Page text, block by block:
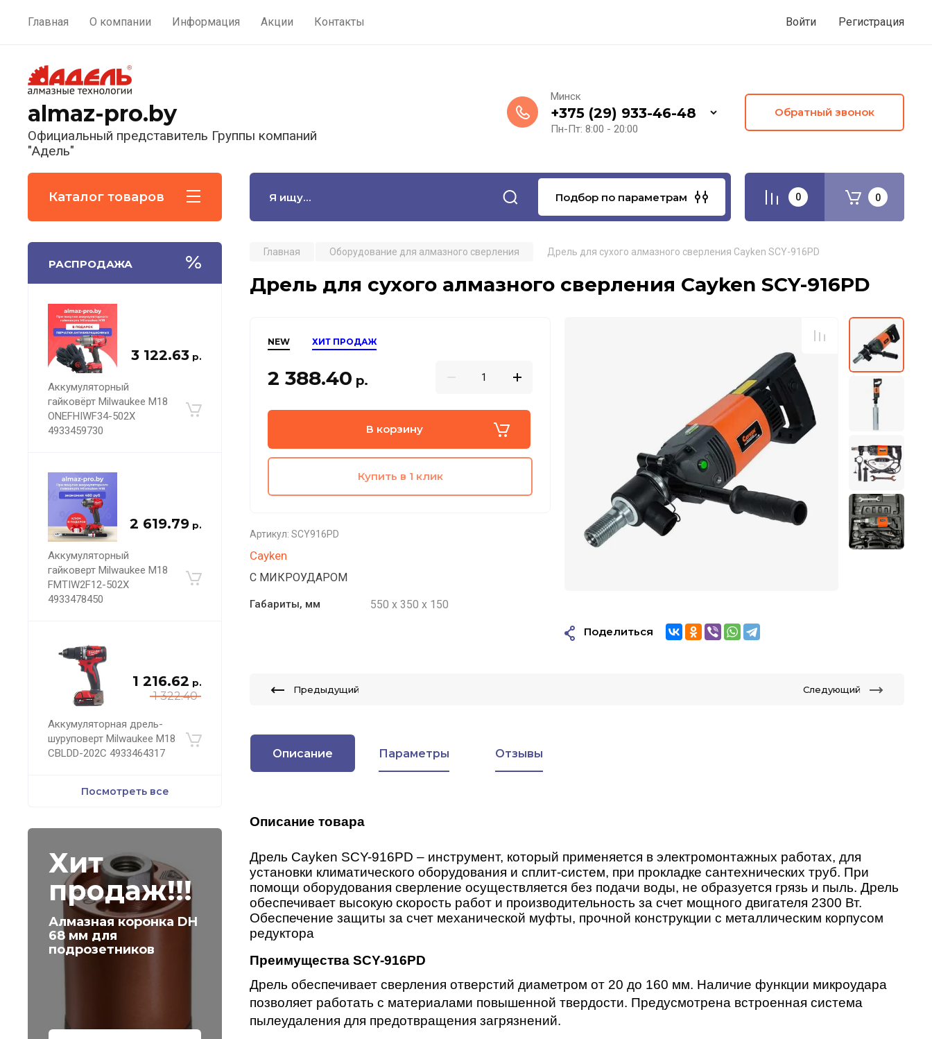
Главная О компании Информация Акции Контакты Войти Регистрация
almaz-pro.by
Официальный представитель Группы компаний
"Адель"
Минск
+375 (29) 933-46-48
Пн-Пт: 8:00 - 20:00
Обратный звонок
Каталог товаров Подбор по параметрам 0 0
РАСПРОДАЖА
3 122.63 р.
Аккумуляторный
гайковёрт Milwaukee M18
ONEFHIWF34-502X
4933459730
2 619.79 р.
Аккумуляторный
гайковерт Milwaukee M18
FMTIW2F12-502X
4933478450
1 322.40
1 216.62 р.
Аккумуляторная дрель-
шуруповерт Milwaukee M18
CBLDD-202C 4933464317
Посмотреть все
Хит
продаж!!!
Алмазная коронка DH
68 мм для
подрозетников
Главная Оборудование для алмазного сверления Дрель для сухого алмазного сверления Cayken SCY-916PD
Дрель для сухого алмазного сверления Cayken SCY-916PD
NEW ХИТ ПРОДАЖ
2 388.40 р.
В корзину
Купить в 1 клик
Артикул: SCY916PD
Cayken
С МИКРОУДАРОМ
Габариты, мм 550 х 350 х 150
Поделиться
Предыдущий Следующий
Описание Параметры Отзывы
Описание товара
Дрель Cayken SCY-916PD – инструмент, который применяется в электромонтажных работах, для
установки климатического оборудования и сплит-систем, при прокладке сантехнических труб. При
помощи оборудования сверление осуществляется без подачи воды, не образуется грязь и пыль. Дрель
обеспечивает высокую скорость работ и производительность за счет мощного двигателя 2300 Вт.
Обеспечение защиты за счет механической муфты, прочной конструкции с металлическим корпусом
редуктора
Преимущества SCY-916PD
Дрель обеспечивает сверления отверстий диаметром от 20 до 160 мм. Наличие функции микроудара
позволяет работать с материалами повышенной твердости. Предусмотрена встроенная система
пылеудаления для предотвращения загрязнений.